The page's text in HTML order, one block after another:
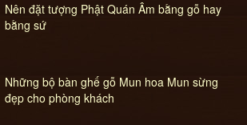
Nên đặt tượng Phật Quán Âm bằng gỗ hay
bằng sứ
Những bộ bàn ghế gỗ Mun hoa Mun sừng
đẹp cho phòng khách